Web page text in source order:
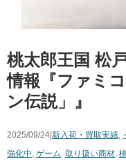
桃太郎王国 松
情報『ファミ
ン伝説」』
2025/09/24| 新入荷・買取実績,
強化中, ゲーム, 取り扱い商材,